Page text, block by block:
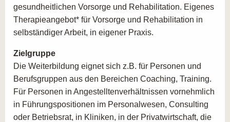
und Jugendhilfe, Suchtberatung und
Schulsozialarbeit tätig sind und Interesse daran
haben, ihre Kompetenzen in der Stressbewältigung
BERUFLICHE PERSPEKTIVEN NACH DER
AUSBILDUNG ZUM FACHTHERAPEUTEN
FÜR STRESSBEWÄLTIGUNG UND
BURNOUT PRÄVENTION IN LEIPZIG
gesundheitlichen Vorsorge und Rehabilitation. Eigenes
Therapieangebot* für Vorsorge und Rehabilitation in
selbständiger Arbeit, in eigener Praxis.
Zielgruppe
Die Weiterbildung eignet sich z.B. für Personen und
Berufsgruppen aus den Bereichen Coaching, Training.
Für Personen in Angestelltenverhältnissen vornehmlich
in Führungspositionen im Personalwesen, Consulting
oder Betriebsrat, in Kliniken, in der Privatwirtschaft, die